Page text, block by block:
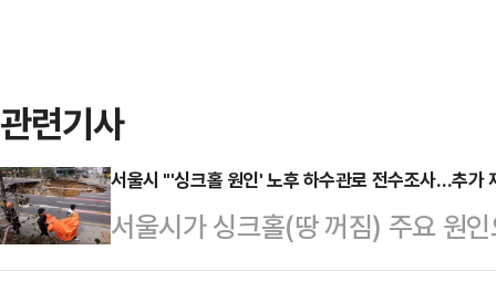
관련기사
서울시 "'싱크홀 원인' 노후 하수관로 전수조사…추가
서울시가 싱크홀(땅 꺼짐) 주요 원
로 정비하기 위해 전수조사를 벌이